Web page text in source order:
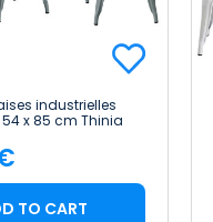
industrielles
x 85 cm Thinia
TO CART